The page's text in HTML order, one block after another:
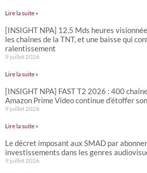
Lire la suite »
[INSIGHT NPA] 12,5 Mds heures
les chaînes de la TNT, et une baisse qui
ralentissement
9 juillet 2026
Lire la suite »
[INSIGHT NPA] FAST T2 2026 : 400
Amazon Prime Video continue d’étoffer
9 juillet 2026
Lire la suite »
Le décret imposant aux SMAD par
investissements dans les genres
9 juillet 2026